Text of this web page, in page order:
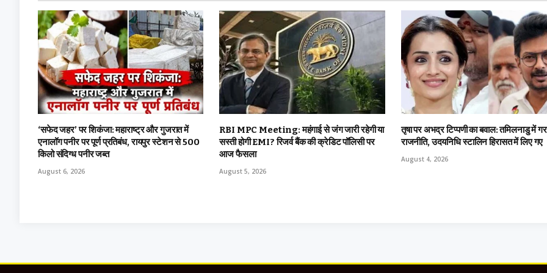
‘सफेद जहर’ पर शिकंजा: महाराष्ट्र और गुजरात में
एनालॉग पनीर पर पूर्ण प्रतिबंध, रायपुर स्टेशन से 500
किलो संदिग्ध पनीर जब्त
August 6, 2026
RBI MPC Meeting: महंगाई से जंग जारी रहेगी या
सस्ती होगी EMI? रिजर्व बैंक की क्रेडिट पॉलिसी पर
आज फैसला
August 5, 2026
तृषा पर अभद्र टिप्पणी का बवाल: तमिलनाडु में
राजनीति, उदयनिधि स्टालिन हिरासत में लिए गए
August 4, 2026